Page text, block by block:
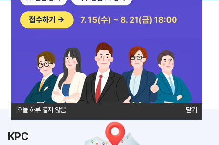
제휴숙소 담당자 연락처 오시는 길
KPC
오늘 하루 열지 않음 닫기
오늘 하루 열지 않음 닫기